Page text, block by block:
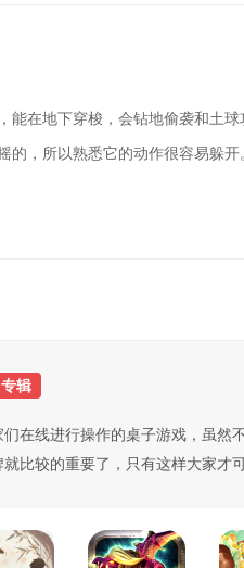
能在地下穿梭，会钻地偷袭和土
的，所以熟悉它的动作很容易躲开
辑
在线进行操作的桌子游戏，虽然
比较的重要了，只有这样大家才